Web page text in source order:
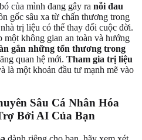
của mình đang gây ra nỗi đau
gốc sâu xa từ chấn thương trong
trị liệu có thể thay đổi cuộc đời.
một không gian an toàn và hướng
gắn những tổn thương trong
quan hệ mới. Tham gia trị liệu
là một khoản đầu tư mạnh mẽ vào
Sâu Cá Nhân Hóa
Bởi AI Của Bạn